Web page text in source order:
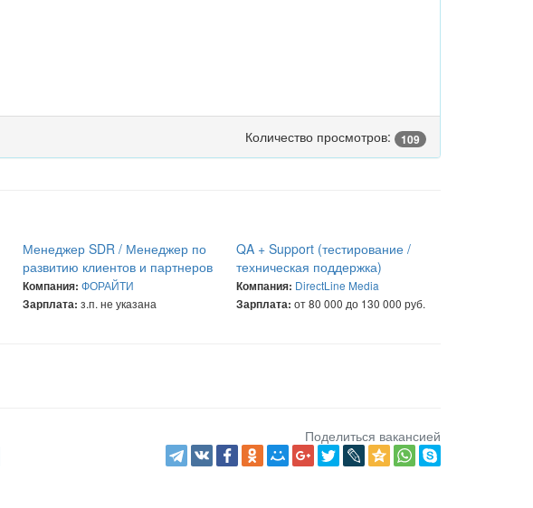
Количество просмотров: 109
Менеджер SDR / Менеджер по
развитию клиентов и партнеров
Компания: ФОРАЙТИ
Зарплата: з.п. не указана
QA + Support (тестирование /
техническая поддержка)
Компания: DireсtLine Media
Зарплата: от 80 000 до 130 000 руб.
Поделиться вакансией